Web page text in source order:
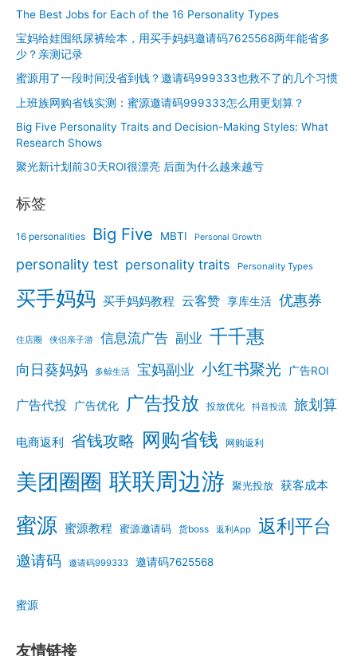
The Best Jobs for Each of the 16 Personality Types
宝妈给娃囤纸尿裤绘本，用买手妈妈邀请码7625568两年能省多
少？亲测记录
蜜源用了一段时间没省到钱？邀请码999333也救不了的几个习惯
上班族网购省钱实测：蜜源邀请码999333怎么用更划算？
Big Five Personality Traits and Decision-Making Styles: What
Research Shows
聚光新计划前30天ROI很漂亮 后面为什么越来越亏
标签
16 personalities Big Five MBTI Personal Growth
personality test personality traits Personality Types
买手妈妈 买手妈妈教程 云客赞 享库生活 优惠券
住店圈 侠侣亲子游 信息流广告 副业 千千惠
向日葵妈妈 多鲸生活 宝妈副业 小红书聚光 广告ROI
广告代投 广告优化 广告投放 投放优化 抖音投流 旅划算
电商返利 省钱攻略 网购省钱 网购返利
美团圈圈 联联周边游 聚光投放 获客成本
蜜源 蜜源教程 蜜源邀请码 货boss 返利App 返利平台
邀请码 邀请码999333 邀请码7625568
蜜源
友情链接